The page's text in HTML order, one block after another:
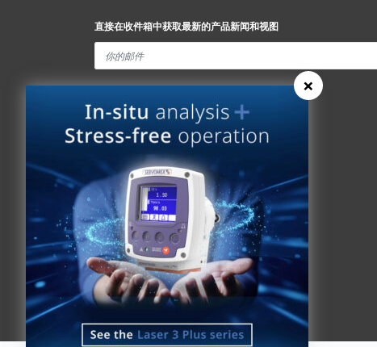
直接在收件箱中获取最新的产品新闻和视图
Spectris Ethics
快速链接
分析仪查找器
新闻
联系Servomex
Spectris
Hummingbird
关于我们
全球承诺
专利权
健康和安全
×